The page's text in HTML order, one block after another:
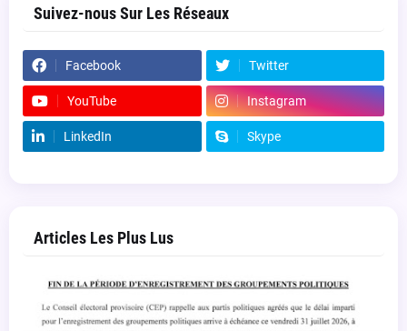
Suivez-nous Sur Les Réseaux
Facebook Twitter
YouTube Instagram
LinkedIn Skype
Articles Les Plus Lus